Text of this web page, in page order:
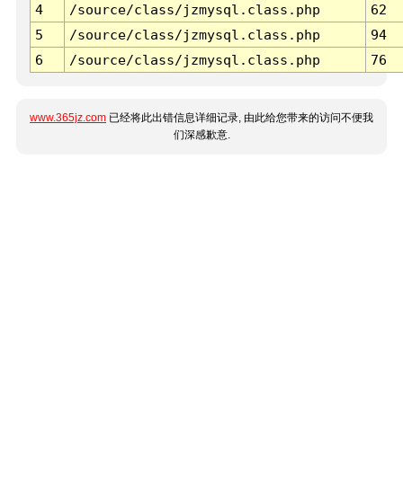
4
/source/class/jzmysql.class.php
62
5
/source/class/jzmysql.class.php
94
6
/source/class/jzmysql.class.php 76
www.365jz.com 已经将此出错信息详细记录, 由此给您带来的访问不便我
们深感歉意.